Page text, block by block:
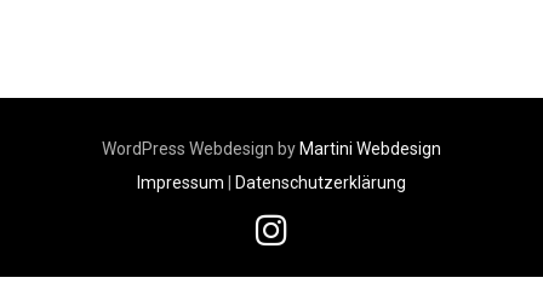
WordPress Webdesign by Martini Webdesign
Impressum
Datenschutzerklärung
Instagram